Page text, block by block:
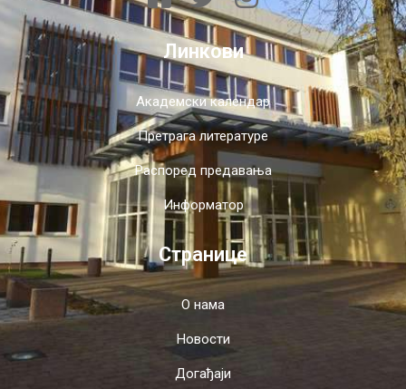
Линкови
Академски календар
Претрага литературе
Распоред предавања
Информатор
Странице
О нама
Новости
Догађаји